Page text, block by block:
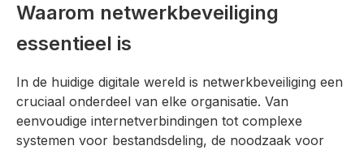
Waarom netwerkbeveiliging
essentieel is
In de huidige digitale wereld is netwerkbeveiliging een
cruciaal onderdeel van elke organisatie. Van
eenvoudige internetverbindingen tot complexe
systemen voor bestandsdeling, de noodzaak voor